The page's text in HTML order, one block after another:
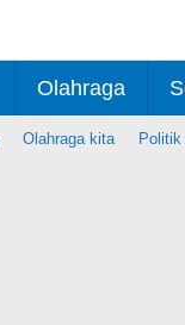
Olahraga
Olahraga kita Politik